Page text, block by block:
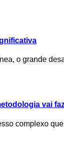
o grande
vai
complexo